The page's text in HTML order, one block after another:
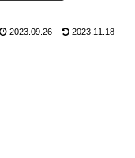
2023.09.26 2023.11.18